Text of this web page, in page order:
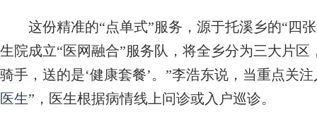
这份精准的“点单式”服务，源于托溪乡的“四张
生院成立“医网融合”服务队，将全乡分为三大片
骑手，送的是‘健康套餐’。”李浩东说，当重点关
医生”，医生根据病情线上问诊或入户巡诊。